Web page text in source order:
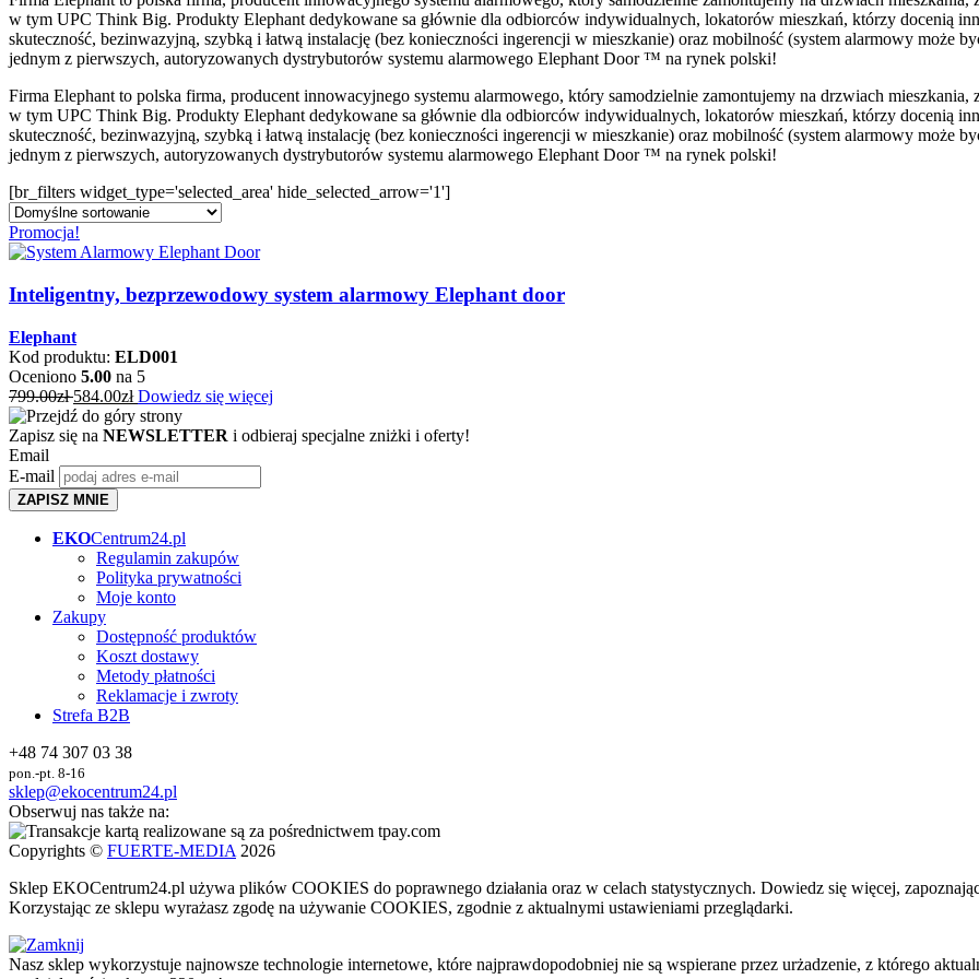
w tym UPC Think Big. Produkty Elephant dedykowane sa głównie dla odbiorców indywidualnych, lokatorów mieszkań, którzy docenią
skuteczność, bezinwazyjną, szybką i łatwą instalację (bez konieczności ingerencji w mieszkanie) oraz mobilność (system alarmowy może
jednym z pierwszych, autoryzowanych dystrybutorów systemu alarmowego Elephant Door ™ na rynek polski!
Firma Elephant to polska firma, producent innowacyjnego systemu alarmowego, który samodzielnie zamontujemy na drzwiach
w tym UPC Think Big. Produkty Elephant dedykowane sa głównie dla odbiorców indywidualnych, lokatorów mieszkań, którzy docenią
skuteczność, bezinwazyjną, szybką i łatwą instalację (bez konieczności ingerencji w mieszkanie) oraz mobilność (system alarmowy może
jednym z pierwszych, autoryzowanych dystrybutorów systemu alarmowego Elephant Door ™ na rynek polski!
[br_filters widget_type='selected_area' hide_selected_arrow='1']
Promocja!
Inteligentny, bezprzewodowy system alarmowy Elephant door
Elephant
Kod produktu: ELD001
Oceniono 5.00 na 5
799.00zł 584.00zł Dowiedz się więcej
Zapisz się na NEWSLETTER i odbieraj specjalne zniżki i oferty!
Email
E-mail
ZAPISZ MNIE
EKOCentrum24.pl
Regulamin zakupów
Polityka prywatności
Moje konto
Zakupy
Dostępność produktów
Koszt dostawy
Metody płatności
Reklamacje i zwroty
Strefa B2B
+48 74 307 03 38
pon.-pt. 8-16
sklep@ekocentrum24.pl
Obserwuj nas także na:
Copyrights © FUERTE-MEDIA 2026
Sklep EKOCentrum24.pl używa plików COOKIES do poprawnego działania oraz w celach statystycznych. Dowiedz się więcej,
Korzystając ze sklepu wyrażasz zgodę na używanie COOKIES, zgodnie z aktualnymi ustawieniami przeglądarki.
Nasz sklep wykorzystuje najnowsze technologie internetowe, które najprawdopodobniej nie są wspierane przez urżadzenie, z którego